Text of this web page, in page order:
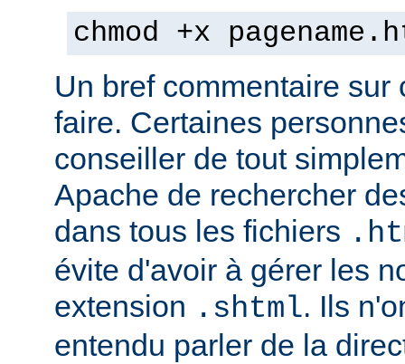
chmod +x
Un bref commentaire sur
faire. Certaines
conseiller de tout
Apache de rechercher
dans tous les fichiers
évite d'avoir à gérer les
extension .shtml. Ils
entendu parler de la